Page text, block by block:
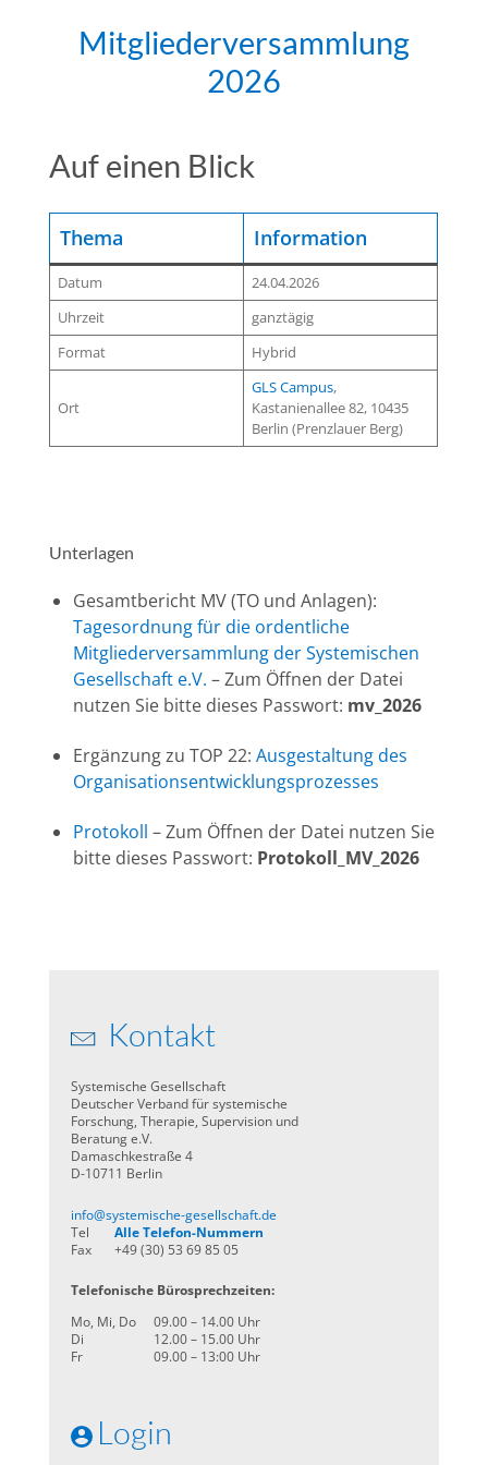
Mitgliederversammlung
2026
Auf einen Blick
Thema Information
Datum
24.04.2026
Uhrzeit
ganztägig
Format
Hybrid
Ort
GLS Campus,
Kastanienallee 82, 10435
Berlin (Prenzlauer Berg)
Unterlagen
Gesamtbericht MV (TO und Anlagen):
Tagesordnung für die ordentliche
Mitgliederversammlung der Systemischen
Gesellschaft e.V. – Zum Öffnen der Datei
nutzen Sie bitte dieses Passwort: mv_2026
Ergänzung zu TOP 22: Ausgestaltung des
Organisationsentwicklungsprozesses
Protokoll – Zum Öffnen der Datei nutzen Sie
bitte dieses Passwort: Protokoll_MV_2026
Kontakt
Systemische Gesellschaft
Deutscher Verband für systemische
Forschung, Therapie, Supervision und
Beratung e.V.
Damaschkestraße 4
D-10711 Berlin
info@systemische-gesellschaft.de
Tel
Alle Telefon-Nummern
Fax
+49 (30) 53 69 85 05
Telefonische Bürosprechzeiten:
Mo, Mi, Do
09.00 – 14.00 Uhr
Di
12.00 – 15.00 Uhr
Fr
09.00 – 13:00 Uhr
Login